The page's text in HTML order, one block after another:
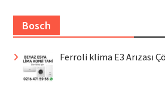
Bosch
Ferroli klima E3 Arızası